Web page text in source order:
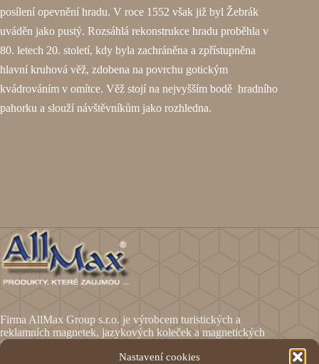
Nastavení cookies
posílení opevnění hradu. V roce 1552 však již byl Žebrák
uváděn jako pustý. Rozsáhlá rekonstrukce hradu proběhla v
80. letech 20. století, kdy byla zachráněna a zpřístupněna
hlavní kruhová věž, zdobena na povrchu gotickým
kvádrováním v omítce. Věž stojí na nejvyšším bodě hradního
pahorku a slouží návštěvníkům jako rozhledna.
Firma AllMax Group s.r.o. je výrobcem turistických a
reklamních magnetek, jazykových koleček a magnetických
fólií.